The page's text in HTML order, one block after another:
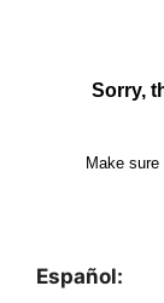
Español: